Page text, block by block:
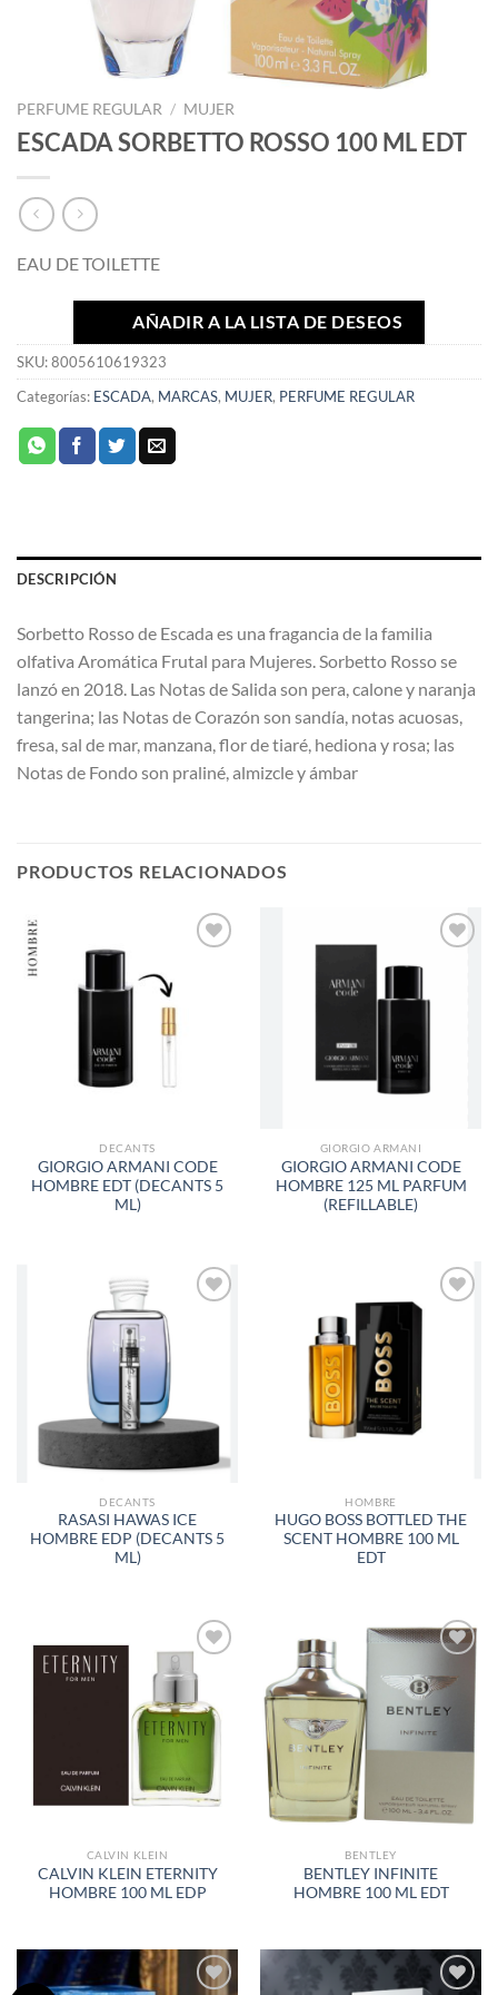
PERFUME REGULAR / MUJER
ESCADA SORBETTO ROSSO 100 ML EDT
EAU DE TOILETTE
AÑADIR A LA LISTA DE DESEOS
SKU:8005610619323
Categorías: ESCADA, MARCAS, MUJER, PERFUME REGULAR
DESCRIPCIÓN
Sorbetto Rosso de Escada es una fragancia de la familia
olfativa Aromática Frutal para Mujeres. Sorbetto Rosso se
lanzó en 2018. Las Notas de Salida son pera, calone y naranja
tangerina; las Notas de Corazón son sandía, notas acuosas,
fresa, sal de mar, manzana, flor de tiaré, hediona y rosa; las
Notas de Fondo son praliné, almizcle y ámbar
PRODUCTOS RELACIONADOS
A LA
LISTA
DESEOS
DECANTS
GIORGIO ARMANI CODE
HOMBRE EDT (DECANTS 5
ML)
AÑADIR
LISTA
GIORGIO ARMANI
GIORGIO ARMANI CODE
HOMBRE 125 ML PARFUM
(REFILLABLE)
AÑADIR
LISTA
DESEOS
DECANTS
RASASI HAWAS ICE
HOMBRE EDP (DECANTS 5
ML)
DESEOS
HOMBRE
HUGO BOSS BOTTLED THE
SCENT HOMBRE 100 ML
EDT
AÑADIR
LISTA
DE
CALVIN KLEIN
CALVIN KLEIN ETERNITY
HOMBRE 100 ML EDP
AÑADIR
A LA
LISTA
DE
DESEOS
BENTLEY
BENTLEY INFINITE
HOMBRE 100 ML EDT